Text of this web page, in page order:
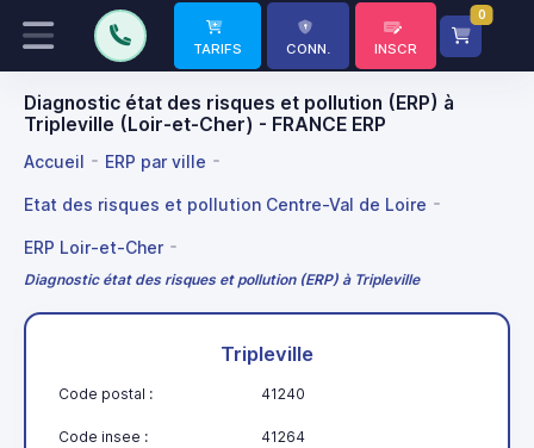
TARIFS CONN. INSCR
0
Diagnostic état des risques et pollution (ERP) à
Tripleville (Loir-et-Cher) - FRANCE ERP
Accueil ERP par ville
Etat des risques et pollution Centre-Val de Loire
ERP Loir-et-Cher
Diagnostic état des risques et pollution (ERP) à Tripleville
Tripleville
Code postal : 41240
Code insee : 41264